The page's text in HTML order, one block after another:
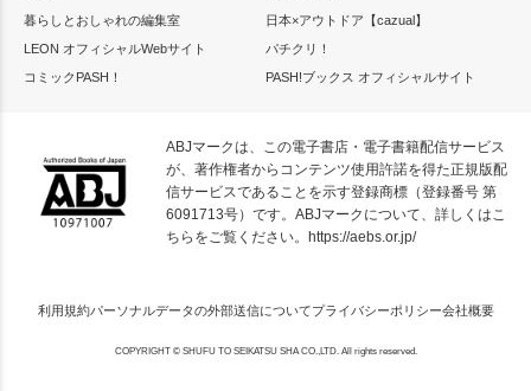
暮らしとおしゃれの編集室
日本×アウトドア【cazual】
LEON オフィシャルWebサイト
パチクリ！
コミックPASH！
PASH!ブックス オフィシャルサイト
ABJマークは、この電子書店・電子書籍配信サービス
が、著作権者からコンテンツ使用許諾を得た正規版配
信サービスであることを示す登録商標（登録番号 第
6091713号）です。ABJマークについて、詳しくはこ
ちらをご覧ください。 https://aebs.or.jp/
利用規約パーソナルデータの外部送信についてプライバシーポリシー会社概要
COPYRIGHT © SHUFU TO SEIKATSU SHA CO.,LTD. All rights reserved.